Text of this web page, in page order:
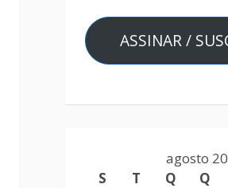
ASSINAR /
agosto
S
T Q Q